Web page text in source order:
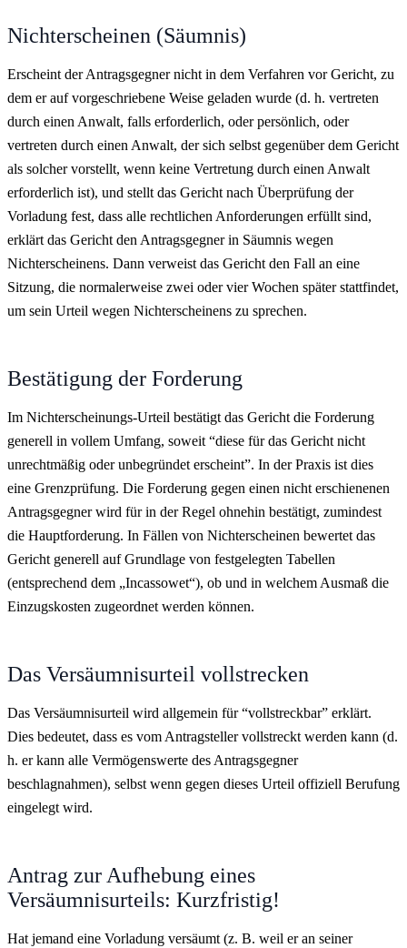
Nichterscheinen (Säumnis)
Erscheint der Antragsgegner nicht in dem Verfahren vor Gericht, zu
dem er auf vorgeschriebene Weise geladen wurde (d. h. vertreten
durch einen Anwalt, falls erforderlich, oder persönlich, oder
vertreten durch einen Anwalt, der sich selbst gegenüber dem Gericht
als solcher vorstellt, wenn keine Vertretung durch einen Anwalt
erforderlich ist), und stellt das Gericht nach Überprüfung der
Vorladung fest, dass alle rechtlichen Anforderungen erfüllt sind,
erklärt das Gericht den Antragsgegner in Säumnis wegen
Nichterscheinens. Dann verweist das Gericht den Fall an eine
Sitzung, die normalerweise zwei oder vier Wochen später stattfindet,
um sein Urteil wegen Nichterscheinens zu sprechen.
Bestätigung der Forderung
Im Nichterscheinungs-Urteil bestätigt das Gericht die Forderung
generell in vollem Umfang, soweit “diese für das Gericht nicht
unrechtmäßig oder unbegründet erscheint”. In der Praxis ist dies
eine Grenzprüfung. Die Forderung gegen einen nicht erschienenen
Antragsgegner wird für in der Regel ohnehin bestätigt, zumindest
die Hauptforderung. In Fällen von Nichterscheinen bewertet das
Gericht generell auf Grundlage von festgelegten Tabellen
(entsprechend dem „Incassowet“), ob und in welchem Ausmaß die
Einzugskosten zugeordnet werden können.
Das Versäumnisurteil vollstrecken
Das Versäumnisurteil wird allgemein für “vollstreckbar” erklärt.
Dies bedeutet, dass es vom Antragsteller vollstreckt werden kann (d.
h. er kann alle Vermögenswerte des Antragsgegner
beschlagnahmen), selbst wenn gegen dieses Urteil offiziell Berufung
eingelegt wird.
Antrag zur Aufhebung eines
Versäumnisurteils: Kurzfristig!
Hat jemand eine Vorladung versäumt (z. B. weil er an seiner